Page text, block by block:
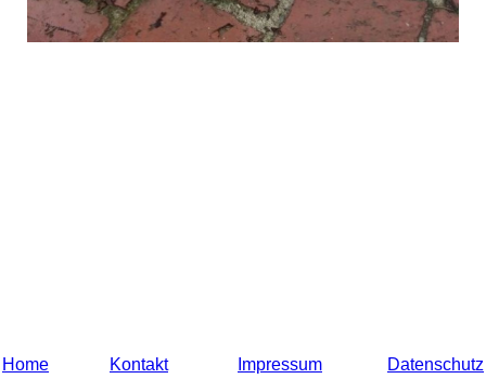
Home Kontakt Impressum Datenschutz